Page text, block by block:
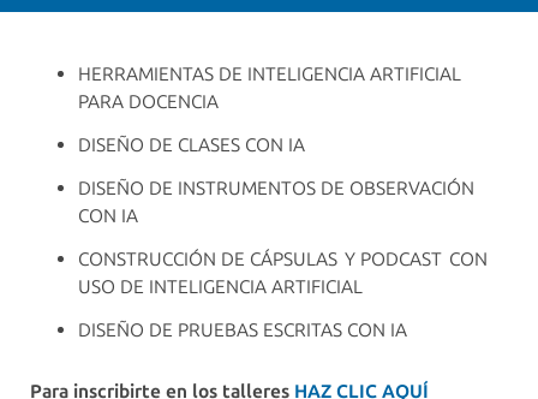
HERRAMIENTAS DE INTELIGENCIA ARTIFICIAL
PARA DOCENCIA
DISEÑO DE CLASES CON IA
DISEÑO DE INSTRUMENTOS DE OBSERVACIÓN
CON IA
CONSTRUCCIÓN DE CÁPSULAS Y PODCAST CON
USO DE INTELIGENCIA ARTIFICIAL
DISEÑO DE PRUEBAS ESCRITAS CON IA
Para inscribirte en los talleres HAZ CLIC AQUÍ